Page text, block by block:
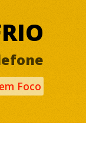
Foco